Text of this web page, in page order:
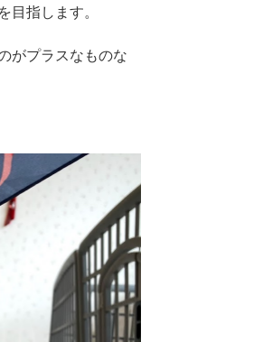
目指します。
がプラスなものな